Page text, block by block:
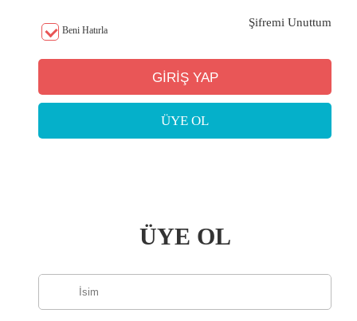
Beni Hatırla
Şifremi Unuttum
ÜYE OL
ÜYE OL